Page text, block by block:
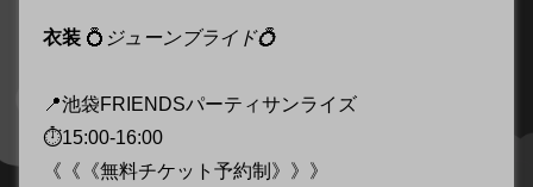
衣装 💍 ジューンブライド💍
📍池袋FRIENDSパーティサンライズ
⏱15:00-16:00
《《《無料チケット予約制》》》